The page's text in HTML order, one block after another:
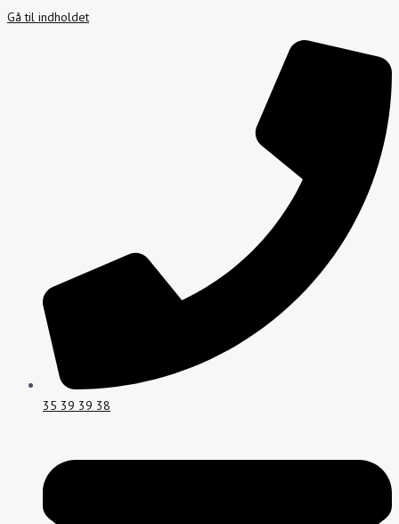
Gå til indholdet
35 39 39 38